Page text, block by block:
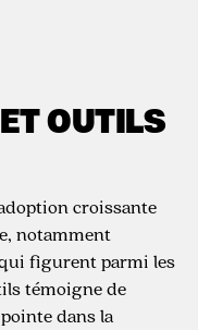
OUTILS
croissante
notamment
figurent parmi les
témoigne de
dans la